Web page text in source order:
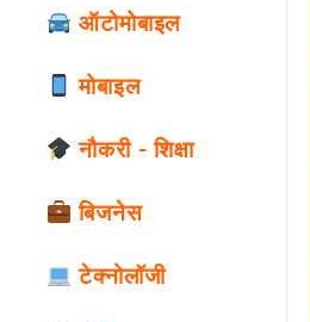
ऑटोमोबाइल
मोबाइल
नौकरी - शिक्षा
बिजनेस
टेक्नोलॉजी